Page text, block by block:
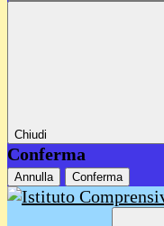
Chiudi
Conferma
Annulla Conferma